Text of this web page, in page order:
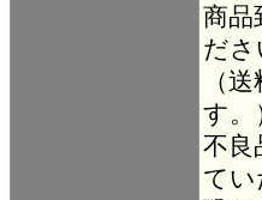
商品
だ
（
す。
不良
て